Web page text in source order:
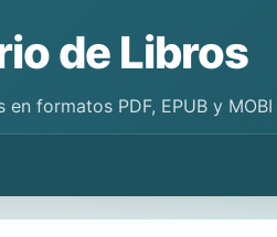
de Libros
formatos PDF, EPUB y MOBI